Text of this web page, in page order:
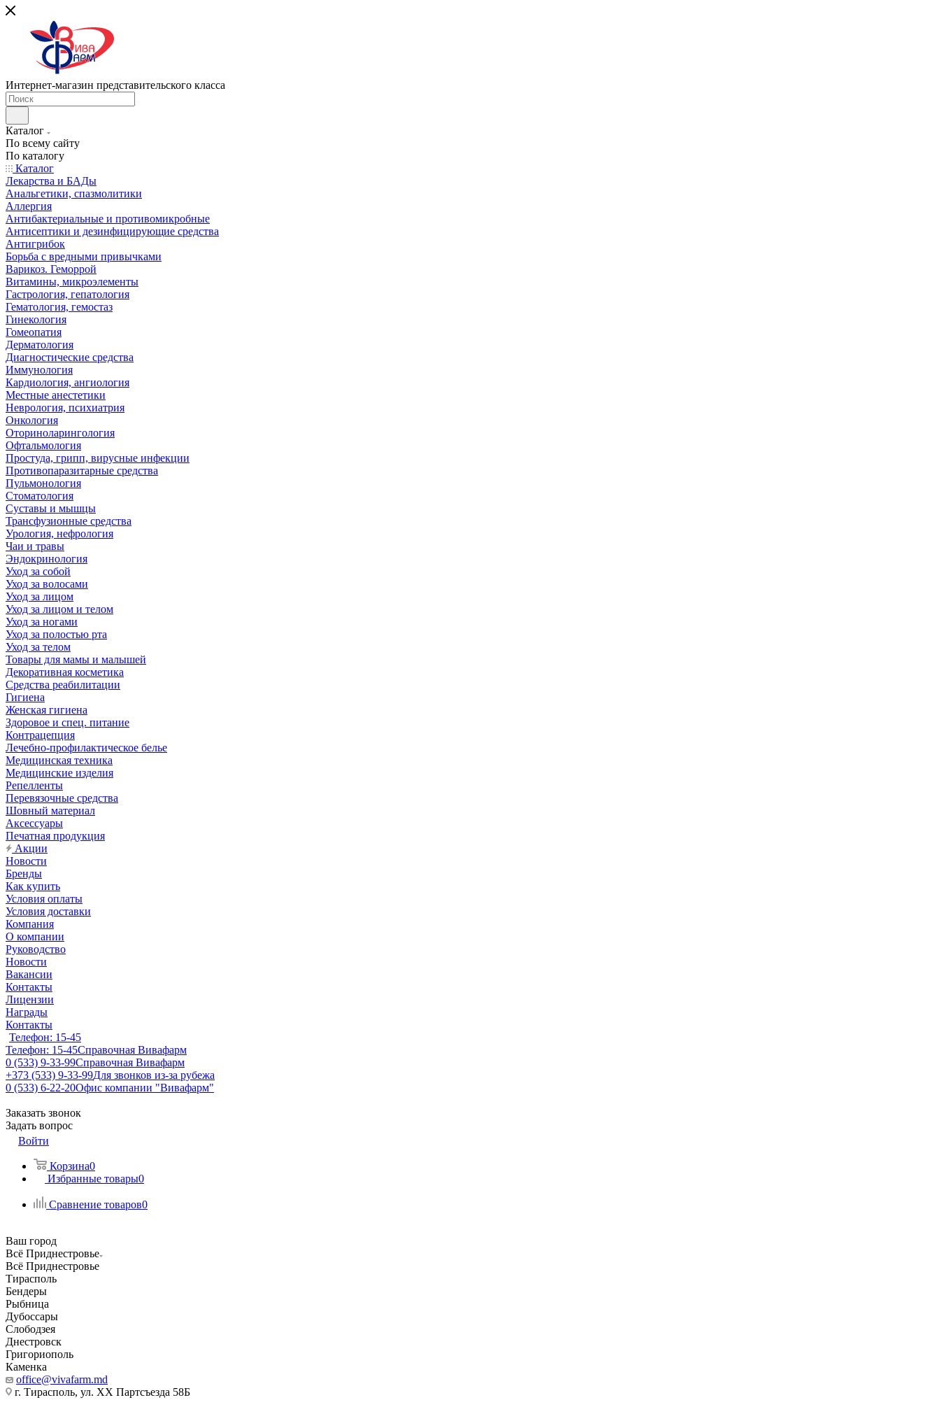
Интернет-магазин представительского класса
Каталог
По всему сайту
По каталогу
Каталог
Лекарства и БАДы
Анальгетики, спазмолитики
Аллергия
Антибактериальные и противомикробные
Антисептики и дезинфицирующие средства
Антигрибок
Борьба с вредными привычками
Варикоз. Геморрой
Витамины, микроэлементы
Гастрология, гепатология
Гематология, гемостаз
Гинекология
Гомеопатия
Дерматология
Диагностические средства
Иммунология
Кардиология, ангиология
Местные анестетики
Неврология, психиатрия
Онкология
Оториноларингология
Офтальмология
Простуда, грипп, вирусные инфекции
Противопаразитарные средства
Пульмонология
Стоматология
Суставы и мышцы
Трансфузионные средства
Урология, нефрология
Чаи и травы
Эндокринология
Уход за собой
Уход за волосами
Уход за лицом
Уход за лицом и телом
Уход за ногами
Уход за полостью рта
Уход за телом
Товары для мамы и малышей
Декоративная косметика
Средства реабилитации
Гигиена
Женская гигиена
Здоровое и спец. питание
Контрацепция
Лечебно-профилактическое белье
Медицинская техника
Медицинские изделия
Репелленты
Перевязочные средства
Шовный материал
Аксессуары
Печатная продукция
Акции
Новости
Бренды
Как купить
Условия оплаты
Условия доставки
Компания
О компании
Руководство
Новости
Вакансии
Контакты
Лицензии
Награды
Контакты
Телефон: 15-45
Телефон: 15-45Справочная Вивафарм
0 (533) 9-33-99Справочная Вивафарм
+373 (533) 9-33-99Для звонков из-за рубежа
0 (533) 6-22-20Офис компании "Вивафарм"
Заказать звонок
Задать вопрос
Войти
Корзина0
Избранные товары0
Сравнение товаров0
Ваш город
Всё Приднестровье
Всё Приднестровье
Тирасполь
Бендеры
Рыбница
Дубоссары
Слободзея
Днестровск
Григориополь
Каменка
office@vivafarm.md
г. Тирасполь, ул. ХХ Партсъезда 58Б